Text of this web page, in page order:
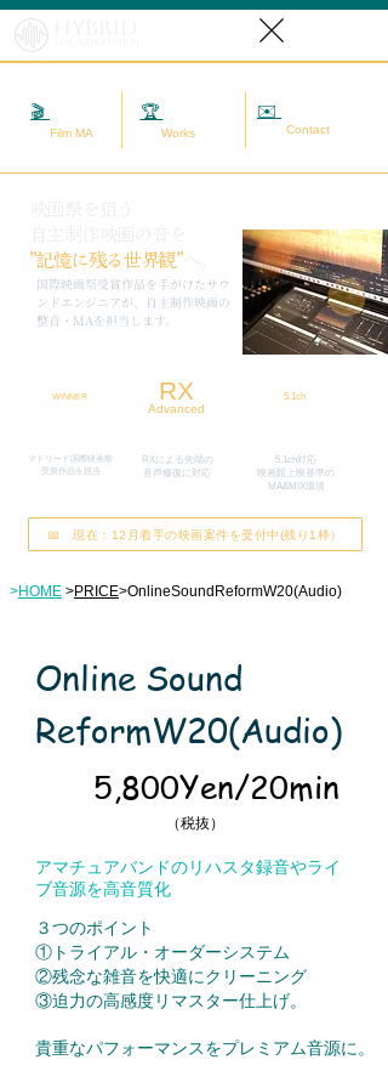
🎬
Film MA
🏆
Works
✉️
Contact
​国際映画祭受賞作品を手がけたサウ
ンドエンジニアが、自主制作映画の
整音・MAを担当します。
”記憶に残る世界観”へ。
WINNER RX
Advanced
マドリード国際映画祭
​受賞作品を担当
RXによる先端の
​音声修復に対応
5.1ch
5.1ch対応
映画館上映基準の
MA&MIX環境
📅 現在：12月着手の映画案件を受付中(残り1枠）
>HOME >PRICE>OnlineSoundReformW20(Audio)
Online Sound
ReformW20(Audio)
5,800Yen/20min
（税抜）
アマチュアバンドのリハスタ録音やライ
ブ音源を高音質化
３つのポイント
①トライアル・オーダーシステム
②残念な雑音を快適にクリーニング
③迫力の高感度リマスター仕上げ。
貴重なパフォーマンスをプレミアム音源に。